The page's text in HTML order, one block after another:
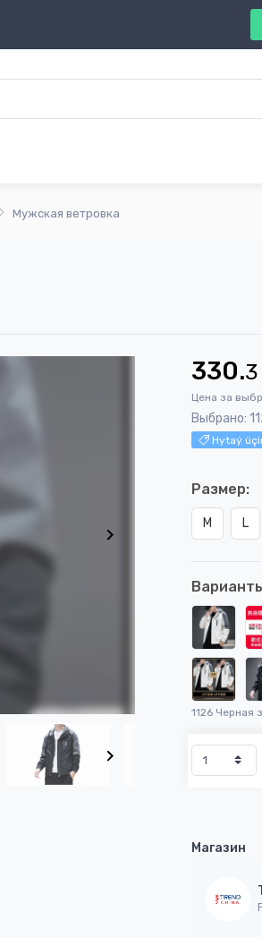
Мужская ветровка
330.3
Цена за
Выбрано:
Hytaý
Размер:
M L
1126 Черная
Магазин